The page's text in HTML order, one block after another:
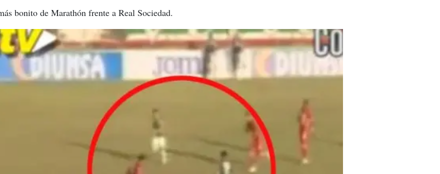
bonito de Marathón frente a Real Sociedad.